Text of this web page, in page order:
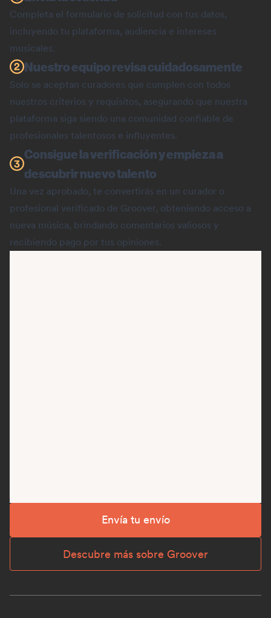
Completa el formulario de solicitud con tus datos,
incluyendo tu plataforma, audiencia e intereses
musicales.
Nuestro equipo revisa cuidadosamente
Solo se aceptan curadores que cumplen con todos
nuestros criterios y requisitos, asegurando que nuestra
plataforma siga siendo una comunidad confiable de
profesionales talentosos e influyentes.
Consigue la verificación y empieza a
descubrir nuevo talento
Una vez aprobado, te convertirás en un curador o
profesional verificado de Groover, obteniendo acceso a
nueva música, brindando comentarios valiosos y
recibiendo pago por tus opiniones.
Envía tu envío
Descubre más sobre Groover